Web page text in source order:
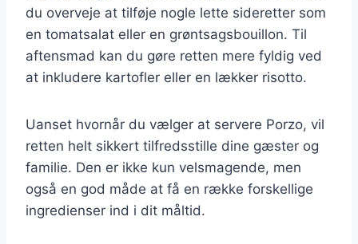
du overveje at tilføje nogle lette sideretter som
en tomatsalat eller en grøntsagsbouillon. Til
aftensmad kan du gøre retten mere fyldig ved
at inkludere kartofler eller en lækker risotto.
Uanset hvornår du vælger at servere Porzo, vil
retten helt sikkert tilfredsstille dine gæster og
familie. Den er ikke kun velsmagende, men
også en god måde at få en række forskellige
ingredienser ind i dit måltid.